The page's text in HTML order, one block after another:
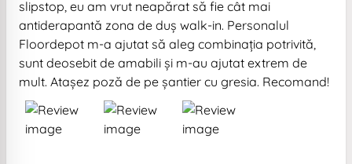
slipstop, eu am vrut neapărat să fie cât mai
antiderapantă zona de duș walk-in. Personalul
Floordepot m-a ajutat să aleg combinația potrivită,
sunt deosebit de amabili și m-au ajutat extrem de
mult. Atașez poză de pe șantier cu gresia. Recomand!